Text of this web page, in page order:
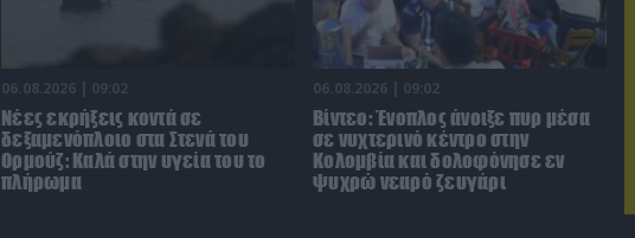
06.08.2026 | 09:02
Νέες εκρήξεις κοντά σε
δεξαμενόπλοιο στα Στενά του
Ορμούζ: Καλά στην υγεία του το
πλήρωμα
06.08.2026 | 09:02
Βίντεο: Ένοπλος άνοιξε πυρ μέσα
σε νυχτερινό κέντρο στην
Κολομβία και δολοφόνησε εν
ψυχρώ νεαρό ζευγάρι